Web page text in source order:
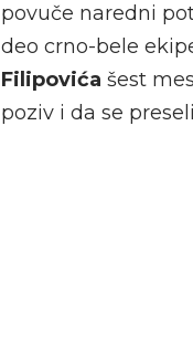
povuče naredni
deo crno-bele
Filipovića šest
poziv i da se